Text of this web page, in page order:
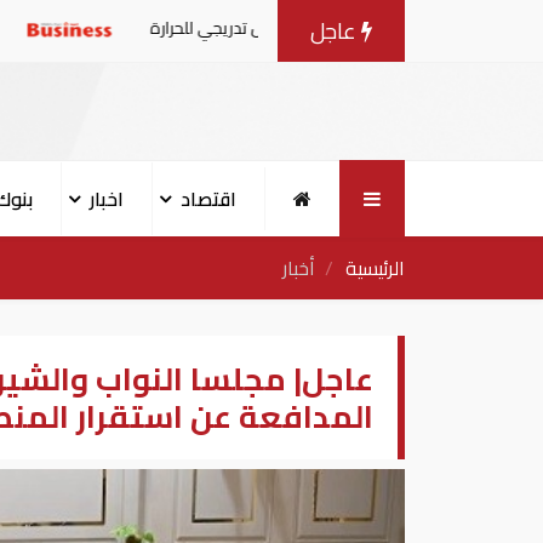
عاجل
وجنوباً وانخفاض تدريجي للحرارة اتفاقية مكة:
اقتصاد اخبار
الرئيسية
أخبار
عاجل| مجلسا النواب
المدافعة عن استقرار